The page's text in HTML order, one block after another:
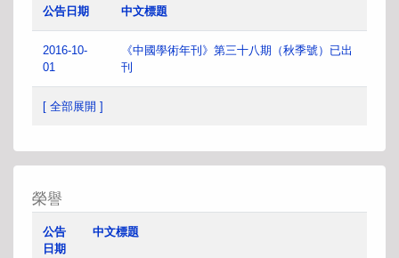
公告日期 中文標題
2016-10-
01
《中國學術年刊》第三十八期（秋季號）已出
刊
[ 全部展開 ]
榮譽
公告
日期
中文標題